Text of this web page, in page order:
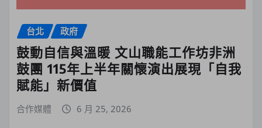
台北 政府
鼓動自信與溫暖 文山職能工作坊非洲
鼓團 115年上半年關懷演出展現「自我
賦能」新價值
合作媒體 6 月 25, 2026